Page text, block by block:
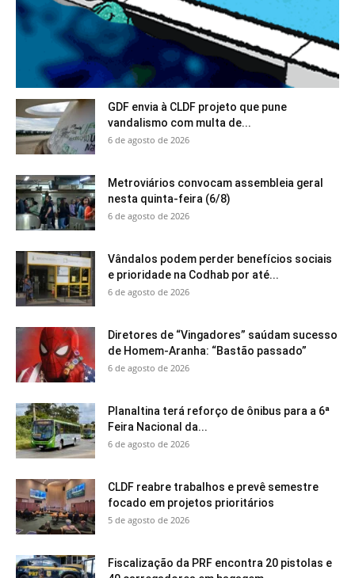
GDF envia à CLDF projeto que pune
vandalismo com multa de...
6 de agosto de 2026
Metroviários convocam assembleia geral
nesta quinta-feira (6/8)
6 de agosto de 2026
Vândalos podem perder benefícios sociais
e prioridade na Codhab por até...
6 de agosto de 2026
Diretores de “Vingadores” saúdam sucesso
de Homem-Aranha: “Bastão passado”
6 de agosto de 2026
Planaltina terá reforço de ônibus para a 6ª
Feira Nacional da...
6 de agosto de 2026
CLDF reabre trabalhos e prevê semestre
focado em projetos prioritários
5 de agosto de 2026
Fiscalização da PRF encontra 20 pistolas e